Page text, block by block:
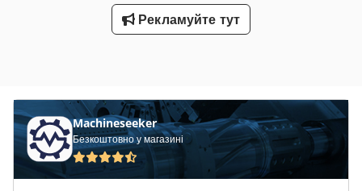
Рекламуйте тут
Machineseeker
Безкоштовно у магазині